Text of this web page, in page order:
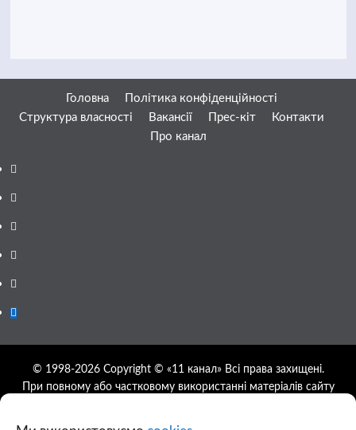
Головна
Політика конфіденційності
Структура власності
Вакансії Прес-кіт
Контакти
Про канал
Facebook
YouTube
Telegram
Instagram
Twitter
Google
© 1998-2026 Copyright © «11 канал» Всі права захищені.
При повному або частковому використанні матеріалів сайту